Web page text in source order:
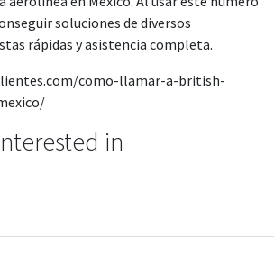
soluciones de diversos
rápidas y asistencia completa.
como-llamar-a-british-
in